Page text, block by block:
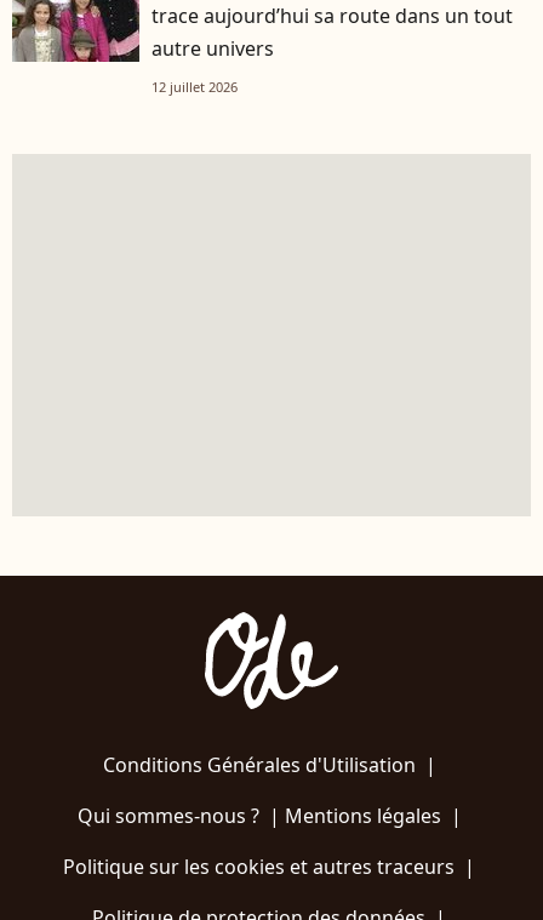
trace aujourd’hui sa route dans un tout
autre univers
12 juillet 2026
Conditions Générales d'Utilisation |
Qui sommes-nous ?| Mentions légales |
Politique sur les cookies et autres traceurs |